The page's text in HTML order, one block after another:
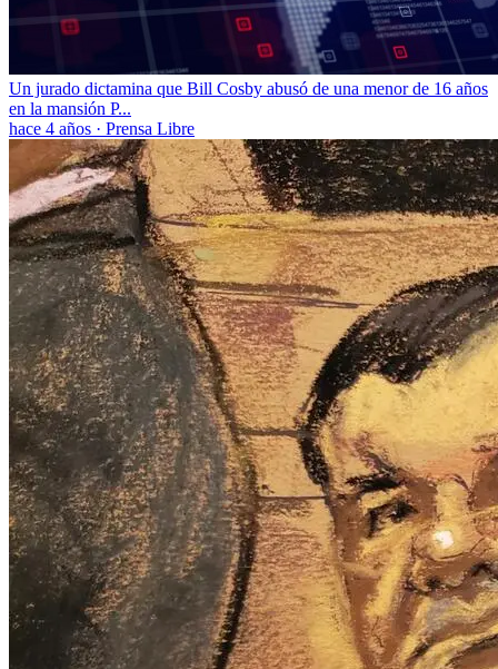
Un jurado dictamina que Bill Cosby abusó de una menor de 16 años
en la mansión P...
hace 4 años · Prensa Libre